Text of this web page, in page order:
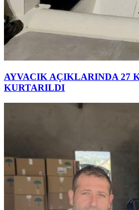
AYVACIK AÇIKLARINDA 27
KURTARILDI